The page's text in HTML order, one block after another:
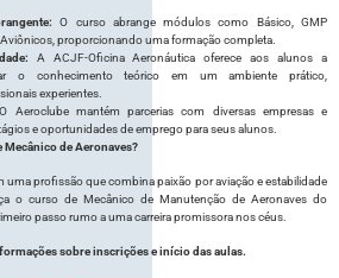
O curso abrange módulos como Básico, GMP
proporcionando uma formação completa.
A ACJF-Oficina Aeronáutica oferece aos alunos a
o conhecimento teórico em um ambiente prático,
experientes.
Aeroclube mantém parcerias com diversas empresas e
e oportunidades de emprego para seus alunos.
Mecânico de Aeronaves?
uma profissão que combina paixão por aviação e estabilidade
o curso de Mecânico de Manutenção de Aeronaves do
passo rumo a uma carreira promissora nos céus.
sobre inscrições e início das aulas.